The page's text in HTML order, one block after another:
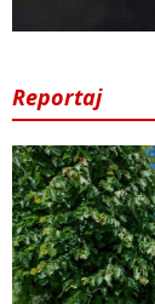
Reportaj